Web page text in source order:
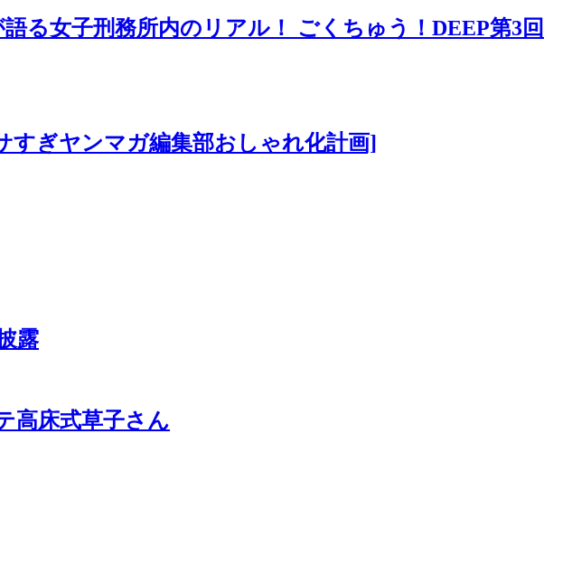
る女子刑務所内のリアル！ ごくちゅう！DEEP第3回
すぎヤンマガ編集部おしゃれ化計画]
露
高床式草子さん